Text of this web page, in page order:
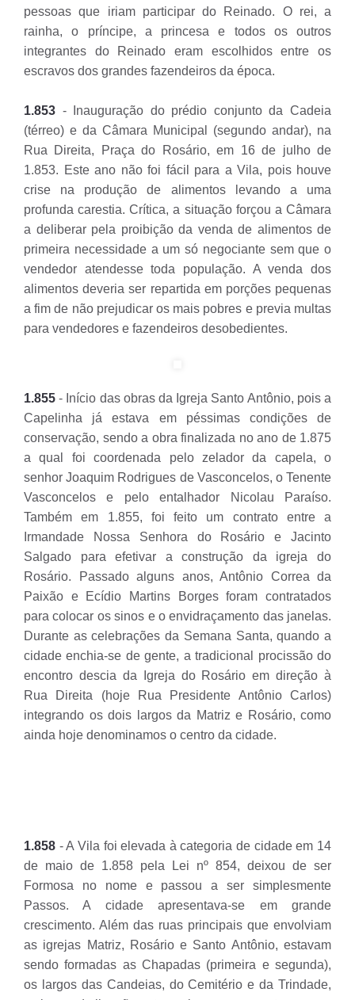
pessoas que iriam participar do Reinado. O rei, a
rainha, o príncipe, a princesa e todos os outros
integrantes do Reinado eram escolhidos entre os
escravos dos grandes fazendeiros da época.
1.853 - Inauguração do prédio conjunto da Cadeia
(térreo) e da Câmara Municipal (segundo andar), na
Rua Direita, Praça do Rosário, em 16 de julho de
1.853. Este ano não foi fácil para a Vila, pois houve
crise na produção de alimentos levando a uma
profunda carestia. Crítica, a situação forçou a Câmara
a deliberar pela proibição da venda de alimentos de
primeira necessidade a um só negociante sem que o
vendedor atendesse toda população. A venda dos
alimentos deveria ser repartida em porções pequenas
a fim de não prejudicar os mais pobres e previa multas
para vendedores e fazendeiros desobedientes.
1.855 - Início das obras da Igreja Santo Antônio, pois a
Capelinha já estava em péssimas condições de
conservação, sendo a obra finalizada no ano de 1.875
a qual foi coordenada pelo zelador da capela, o
senhor Joaquim Rodrigues de Vasconcelos, o Tenente
Vasconcelos e pelo entalhador Nicolau Paraíso.
Também em 1.855, foi feito um contrato entre a
Irmandade Nossa Senhora do Rosário e Jacinto
Salgado para efetivar a construção da igreja do
Rosário. Passado alguns anos, Antônio Correa da
Paixão e Ecídio Martins Borges foram contratados
para colocar os sinos e o envidraçamento das janelas.
Durante as celebrações da Semana Santa, quando a
cidade enchia-se de gente, a tradicional procissão do
encontro descia da Igreja do Rosário em direção à
Rua Direita (hoje Rua Presidente Antônio Carlos)
integrando os dois largos da Matriz e Rosário, como
ainda hoje denominamos o centro da cidade.
1.858 - A Vila foi elevada à categoria de cidade em 14
de maio de 1.858 pela Lei nº 854, deixou de ser
Formosa no nome e passou a ser simplesmente
Passos. A cidade apresentava-se em grande
crescimento. Além das ruas principais que envolviam
as igrejas Matriz, Rosário e Santo Antônio, estavam
sendo formadas as Chapadas (primeira e segunda),
os largos das Candeias, do Cemitério e da Trindade,